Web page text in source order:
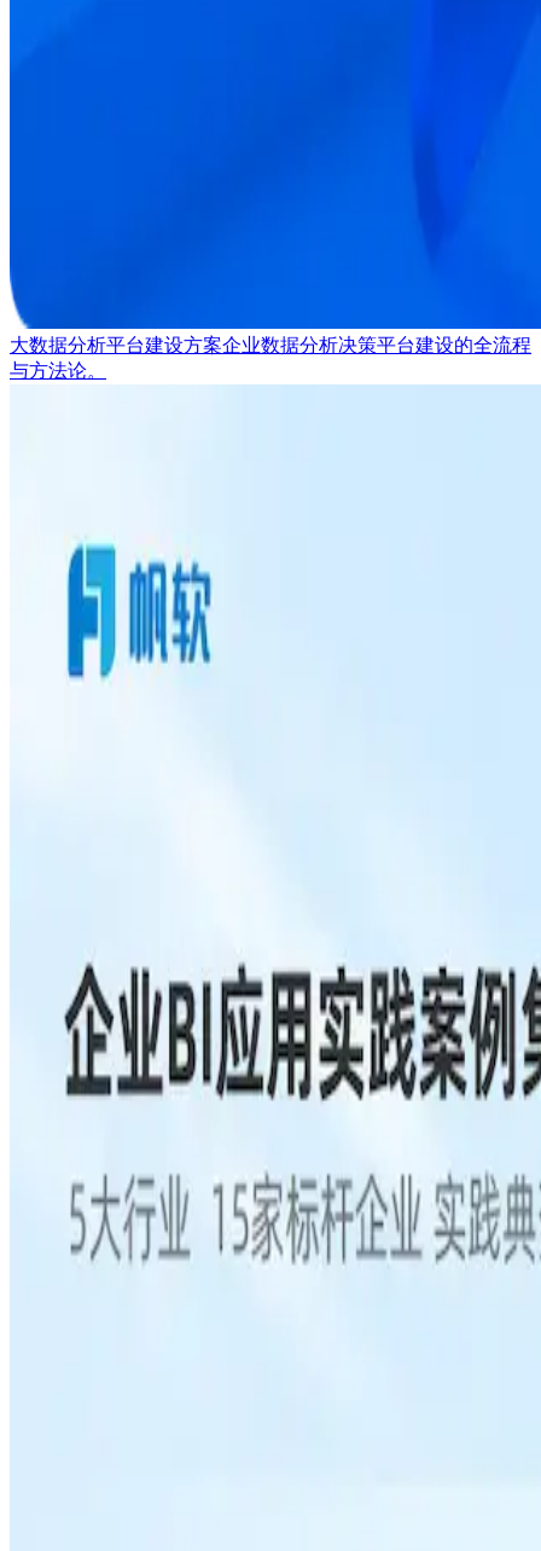
大数据分析平台建设方案企业数据分析决策平台建设的全流程
与方法论。